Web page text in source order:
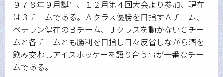
９７８年９月誕生、１２月第４回大会より参加、現在
は３チームである。Ａクラス優勝を目指すＡチーム、
ベテラン健在のＢチーム、Ｊクラスを動かないＣチー
ムと各チームとも勝利を目指し日々反省しながら酒を
飲み交わしアイスホッケーを語り合う事が一番なチー
ムである。